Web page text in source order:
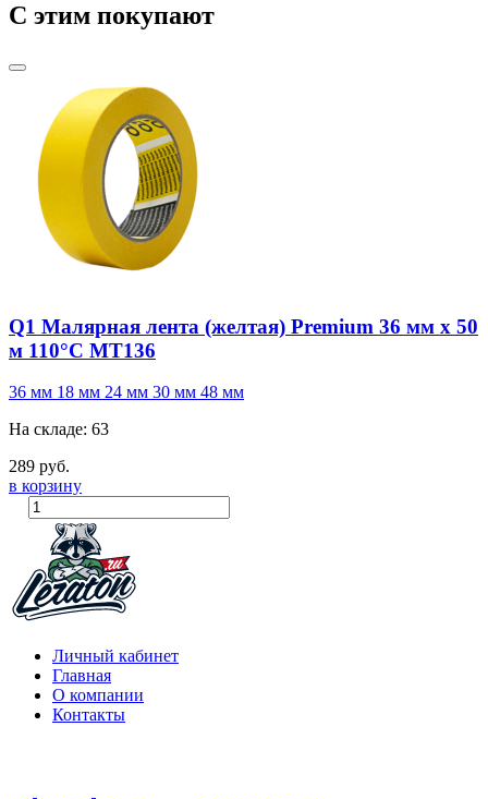
C этим покупают
Q1 Малярная лента (желтая) Premium 36 мм х 50
м 110°С MT136
36 мм 18 мм 24 мм 30 мм 48 мм
На складе: 63
289 руб.
в корзину
Личный кабинет
Главная
О компании
Контакты